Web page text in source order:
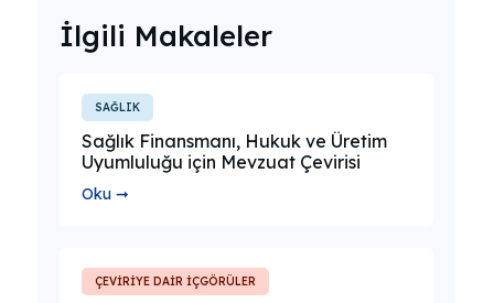
İlgili Makaleler
SAĞLIK
Sağlık Finansmanı, Hukuk ve Üretim
Uyumluluğu için Mevzuat Çevirisi
Oku ➞
ÇEVİRİYE DAİR İÇGÖRÜLER